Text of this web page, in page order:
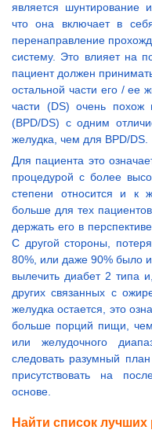
является шунтирование
что она включает в
перенаправление
систему. Это влияет на
пациент должен
остальной части его / ее
части (DS) очень похож
(BPD/DS) с одним
желудка, чем для BPD/DS.
Для пациента это
процедурой с более
степени относится и к
больше для тех
держать его в
С другой стороны,
80%, или даже 90% было
вылечить диабет 2 типа
других связанных с
желудка остается, это
больше порций пищи,
или желудочного
следовать разумный
присутствовать на
основе.
Найти список